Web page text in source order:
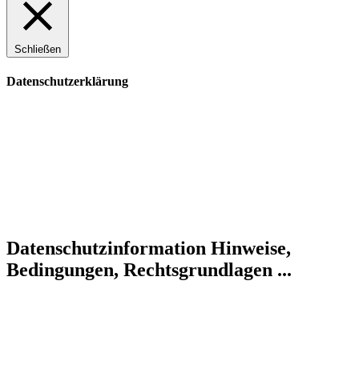
Schließen
Datenschutzerklärung
Datenschutzinformation Hinweise,
Bedingungen, Rechtsgrundlagen ...